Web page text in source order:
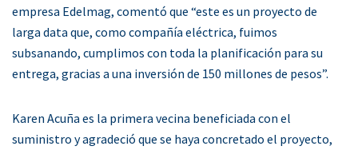
empresa Edelmag, comentó que “este es un proyecto de
larga data que, como compañía eléctrica, fuimos
subsanando, cumplimos con toda la planificación para su
entrega, gracias a una inversión de 150 millones de pesos”.
Karen Acuña es la primera vecina beneficiada con el
suministro y agradeció que se haya concretado el proyecto,